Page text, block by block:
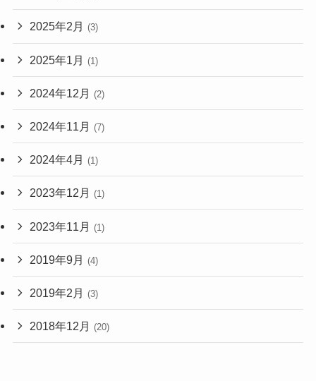
2025年2月 (3)
2025年1月 (1)
2024年12月 (2)
2024年11月 (7)
2024年4月 (1)
2023年12月 (1)
2023年11月 (1)
2019年9月 (4)
2019年2月 (3)
2018年12月 (20)